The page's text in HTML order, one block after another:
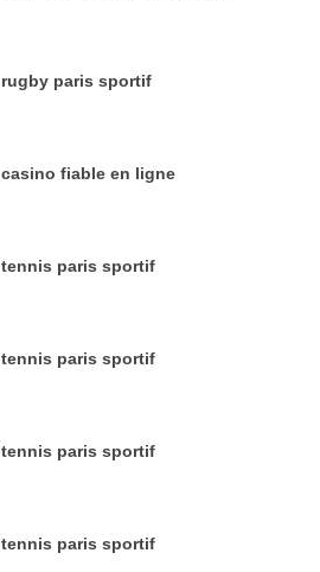
rugby paris sportif
casino fiable en ligne
tennis paris sportif
tennis paris sportif
tennis paris sportif
tennis paris sportif